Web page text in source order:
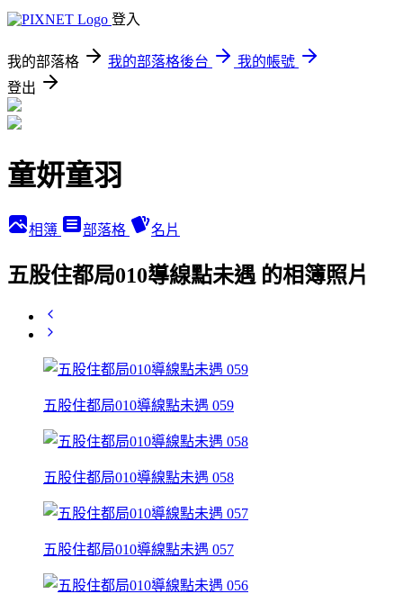
登入
我的部落格 我的部落格後台
我的帳號
登出
童妍童羽
相簿 部落格 名片
五股住都局010導線點未遇 的相簿照片
五股住都局010導線點未遇 059
五股住都局010導線點未遇 058
五股住都局010導線點未遇 057